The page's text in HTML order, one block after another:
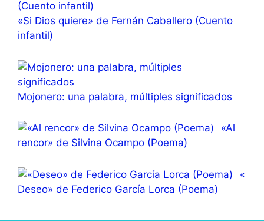
«Si Dios quiere» de Fernán Caballero (Cuento
infantil)
Mojonero: una palabra, múltiples significados
«Al
rencor» de Silvina Ocampo (Poema)
«
Deseo» de Federico García Lorca (Poema)